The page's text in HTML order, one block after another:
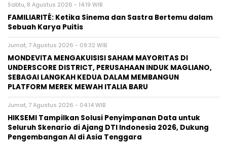
Sabtu, 8 Agustus 2026 - 14:19 WIB
FAMILIARITÉ: Ketika Sinema dan Sastra Bertemu dalam
Sebuah Karya Puitis
Jumat, 7 Agustus 2026 - 09:32 WIB
MONDEVITA MENGAKUISISI SAHAM MAYORITAS DI
UNDERSCORE DISTRICT, PERUSAHAAN INDUK MAGLIANO,
SEBAGAI LANGKAH KEDUA DALAM MEMBANGUN
PLATFORM MEREK MEWAH ITALIA BARU
Jumat, 7 Agustus 2026 - 04:14 WIB
HIKSEMI Tampilkan Solusi Penyimpanan Data untuk
Seluruh Skenario di Ajang DTI Indonesia 2026, Dukung
Pengembangan AI di Asia Tenggara